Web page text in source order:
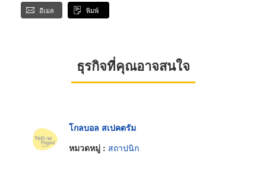
อีเมล พิมพ์
ธุรกิจที่คุณอาจสนใจ
โกลบอล สเปคตรัม
หมวดหมู่ : สถาปนิก